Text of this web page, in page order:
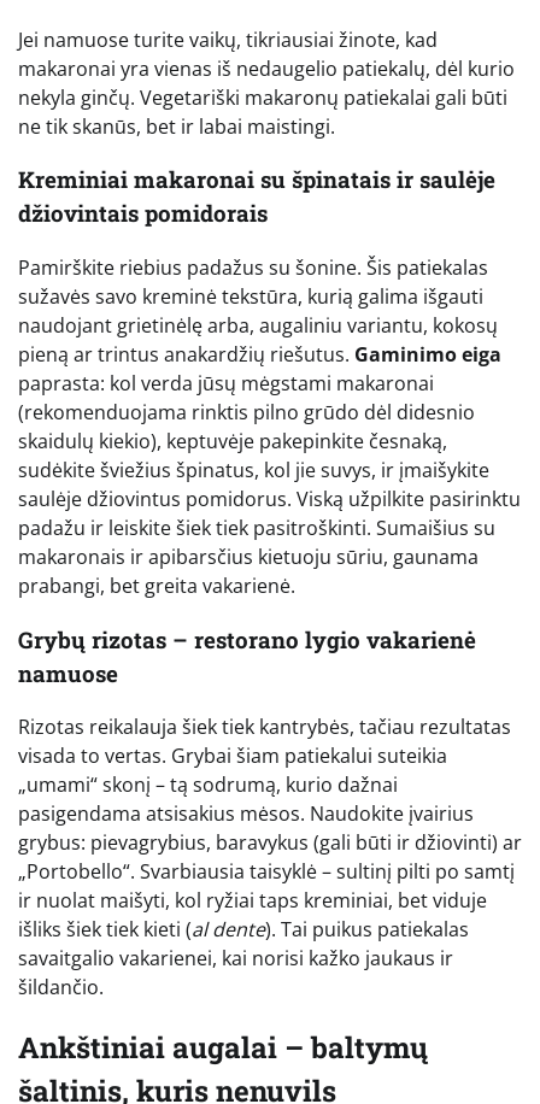
Jei namuose turite vaikų, tikriausiai žinote, kad
makaronai yra vienas iš nedaugelio patiekalų, dėl kurio
nekyla ginčų. Vegetariški makaronų patiekalai gali būti
ne tik skanūs, bet ir labai maistingi.
Kreminiai makaronai su špinatais ir saulėje
džiovintais pomidorais
Pamirškite riebius padažus su šonine. Šis patiekalas
sužavės savo kreminė tekstūra, kurią galima išgauti
naudojant grietinėlę arba, augaliniu variantu, kokosų
pieną ar trintus anakardžių riešutus. Gaminimo eiga
paprasta: kol verda jūsų mėgstami makaronai
(rekomenduojama rinktis pilno grūdo dėl didesnio
skaidulų kiekio), keptuvėje pakepinkite česnaką,
sudėkite šviežius špinatus, kol jie suvys, ir įmaišykite
saulėje džiovintus pomidorus. Viską užpilkite pasirinktu
padažu ir leiskite šiek tiek pasitroškinti. Sumaišius su
makaronais ir apibarsčius kietuoju sūriu, gaunama
prabangi, bet greita vakarienė.
Grybų rizotas – restorano lygio vakarienė
namuose
Rizotas reikalauja šiek tiek kantrybės, tačiau rezultatas
visada to vertas. Grybai šiam patiekalui suteikia
„umami“ skonį – tą sodrumą, kurio dažnai
pasigendama atsisakius mėsos. Naudokite įvairius
grybus: pievagrybius, baravykus (gali būti ir džiovinti) ar
„Portobello“. Svarbiausia taisyklė – sultinį pilti po samtį
ir nuolat maišyti, kol ryžiai taps kreminiai, bet viduje
išliks šiek tiek kieti (al dente). Tai puikus patiekalas
savaitgalio vakarienei, kai norisi kažko jaukaus ir
šildančio.
Ankštiniai augalai – baltymų
šaltinis, kuris nenuvils